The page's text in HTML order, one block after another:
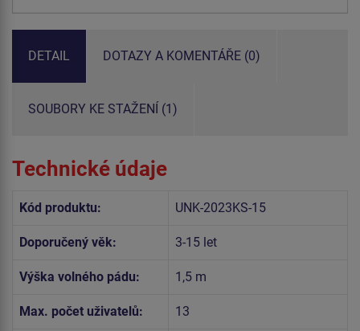
DETAIL DOTAZY A KOMENTÁŘE (0)
SOUBORY KE STAŽENÍ (1)
Technické údaje
Kód produktu: UNK-2023KS-15
Doporučený věk: 3-15 let
Výška volného pádu: 1,5 m
Max. počet uživatelů: 13